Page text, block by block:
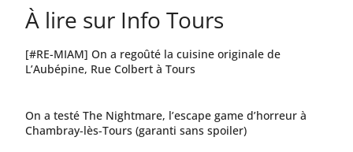
À lire sur Info Tours
[#RE-MIAM] On a regoûté la cuisine originale de
L’Aubépine, Rue Colbert à Tours
On a testé The Nightmare, l’escape game d’horreur à
Chambray-lès-Tours (garanti sans spoiler)